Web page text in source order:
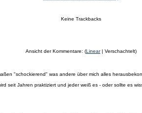
Keine Trackbacks
Ansicht der Kommentare: (Linear| Verschachtelt)
"schockierend" was andere über mich alles
seit Jahren praktiziert und jeder weiß es - oder sollte es